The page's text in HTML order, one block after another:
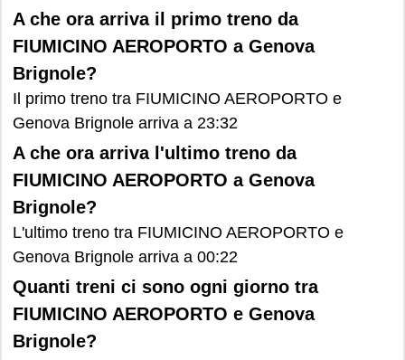
A che ora arriva il primo treno da
FIUMICINO AEROPORTO a Genova
Brignole?
Il primo treno tra FIUMICINO AEROPORTO e
Genova Brignole arriva a 23:32
A che ora arriva l'ultimo treno da
FIUMICINO AEROPORTO a Genova
Brignole?
L'ultimo treno tra FIUMICINO AEROPORTO e
Genova Brignole arriva a 00:22
Quanti treni ci sono ogni giorno tra
FIUMICINO AEROPORTO e Genova
Brignole?